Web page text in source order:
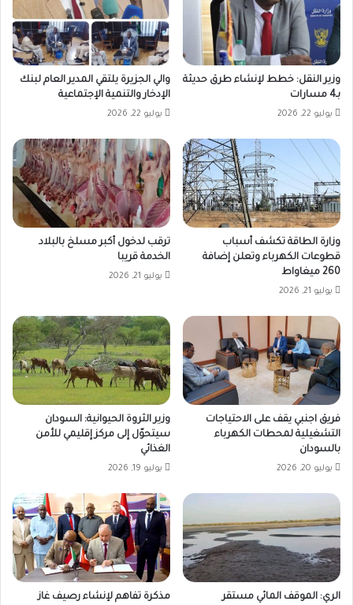
وزير النقل: خطط لإنشاء طرق حديثة
بـ4 مسارات
يوليو 22, 2026
والي الجزيرة يلتقي المدير العام لبنك
الإدخار والتنمية الإجتماعية
يوليو 22, 2026
وزارة الطاقة تكشف أسباب
قطوعات الكهرباء وتعلن إضافة
260 ميغاواط
يوليو 21, 2026
ترقب لدخول أكبر مسلخ بالبلاد
الخدمة قريبا
يوليو 21, 2026
فريق اجنبي يقف على الاحتياجات
التشغيلية لمحطات الكهرباء
بالسودان
يوليو 20, 2026
وزير الثروة الحيوانية: السودان
سيتحوّل إلى مركز إقليمي للأمن
الغذائي
يوليو 19, 2026
الري: الموقف المائي مستقر
مذكرة تفاهم لإنشاء رصيف غاز